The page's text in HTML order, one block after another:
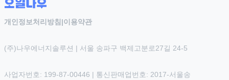
개인정보처리방침 |이용약관
(주)나우에너지솔루션 | 서울 송파구 백제고분로27길 24-5
사업자번호: 199-87-00446 | 통신판매업번호: 2017-서울송